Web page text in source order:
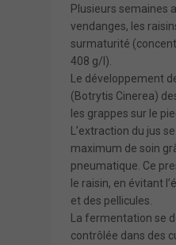
Plusieurs semaines
vendanges, les
surmaturité
408 g/l).
Le développement
(Botrytis Cinerea)
les grappes sur le
L’extraction du jus
maximum de soin
pneumatique. Ce
le raisin, en évitant
et des pellicules.
La fermentation se
contrôlée dans des